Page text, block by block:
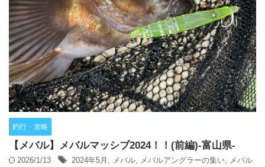
釣行・攻略
【メバル】メバルマッシブ2024！！(前編)-富山県-
2026/1/13 2024年5月 , メバル, メバルアングラーの集い, メバル